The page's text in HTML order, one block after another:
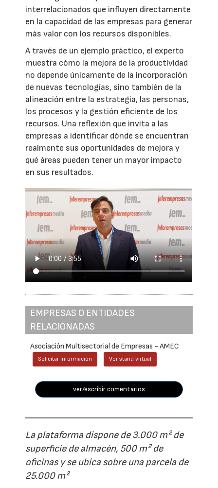
interrelacionados que influyen directamente
en la capacidad de las empresas para generar
más valor con los recursos disponibles.
A través de un ejemplo práctico, el experto
muestra cómo la mejora de la productividad
no depende únicamente de la incorporación
de nuevas tecnologías, sino también de la
alineación entre la estrategia, las personas,
los procesos y la gestión eficiente de los
recursos. Una reflexión que invita a las
empresas a identificar dónde se encuentran
realmente sus oportunidades de mejora y
qué áreas pueden tener un mayor impacto
en sus resultados.
EMPRESAS O ENTIDADES
RELACIONADAS
Asociación Multisectorial de Empresas - AMEC
Solicitar información Ver stand virtual
ver/escribir comentarios
La plataforma dispone de 3.000 m² de
superficie de almacén, 500 m² de
oficinas y se ubica sobre una parcela de
25.000 m²